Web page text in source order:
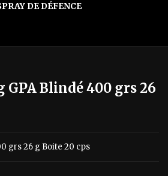
DE DÉFENCE
GPA Blindé 400 grs 26
grs 26 g Boite 20 cps